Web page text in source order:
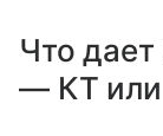
Что
— КТ или